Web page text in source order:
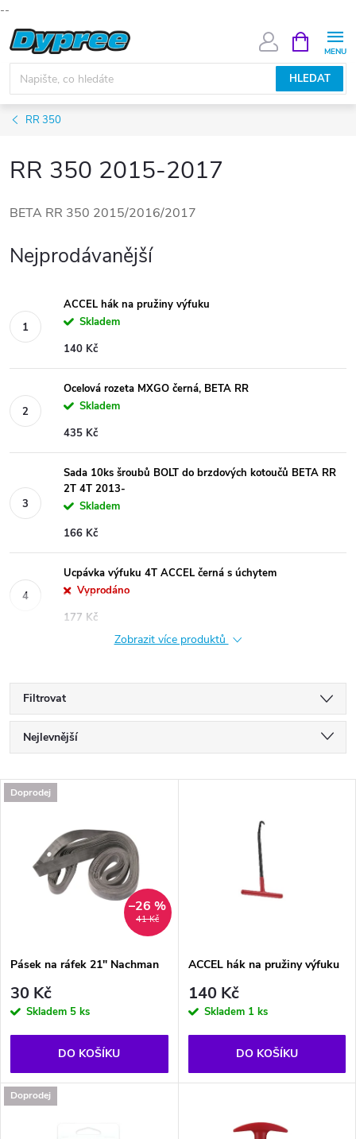
--
Přejít
na
obsah
HLEDAT
NÁKUPNÍ
KOŠÍK
RR 350
RR 350 2015-2017
BETA RR 350 2015/2016/2017
Nejprodávanější
ACCEL hák na pružiny výfuku
Skladem
140 Kč
Ocelová rozeta MXGO černá, BETA RR
Skladem
435 Kč
Sada 10ks šroubů BOLT do brzdových kotoučů BETA RR
2T 4T 2013-
Skladem
166 Kč
Ucpávka výfuku 4T ACCEL černá s úchytem
Vyprodáno
177 Kč
Zobrazit více produktů
Filtrovat
Ř
a
p
r
d
Nejlevnější
Nejprodávanější
Abecedně
V
s
p
r
o
d
Doprodej
41 Kč
–26 %
Pásek na ráfek 21" Nachman
30 Kč
Skladem 5 ks
DO KOŠÍKU
ACCEL hák na pružiny výfuku
140 Kč
Skladem 1 ks
DO KOŠÍKU
Doprodej